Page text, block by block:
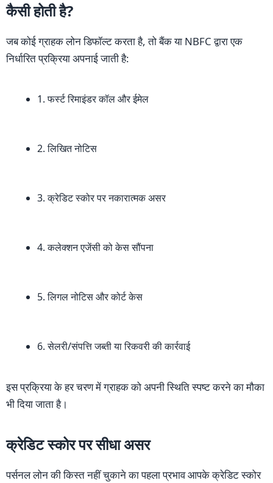
कैसी होती है?
जब कोई ग्राहक लोन डिफॉल्ट करता है, तो बैंक या NBFC द्वारा एक
निर्धारित प्रक्रिया अपनाई जाती है:
1. फर्स्ट रिमाइंडर कॉल और ईमेल
2. लिखित नोटिस
3. क्रेडिट स्कोर पर नकारात्मक असर
4. कलेक्शन एजेंसी को केस सौंपना
5. लिगल नोटिस और कोर्ट केस
6. सेलरी/संपत्ति जब्ती या रिकवरी की कार्रवाई
इस प्रक्रिया के हर चरण में ग्राहक को अपनी स्थिति स्पष्ट करने का मौका
भी दिया जाता है।
क्रेडिट स्कोर पर सीधा असर
पर्सनल लोन की किस्त नहीं चुकाने का पहला प्रभाव आपके क्रेडिट स्कोर